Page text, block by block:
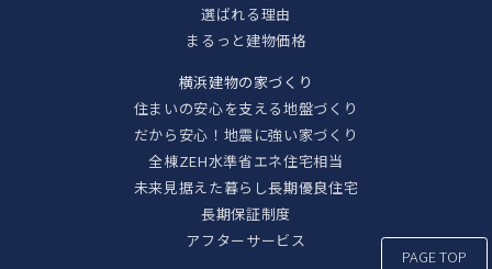
選ばれる理由
まるっと建物価格
横浜建物の家づくり
住まいの安心を支える地盤づくり
だから安心！地震に強い家づくり
全棟ZEH水準省エネ住宅相当
未来見据えた暮らし長期優良住宅
長期保証制度
アフターサービス
PAGE TOP